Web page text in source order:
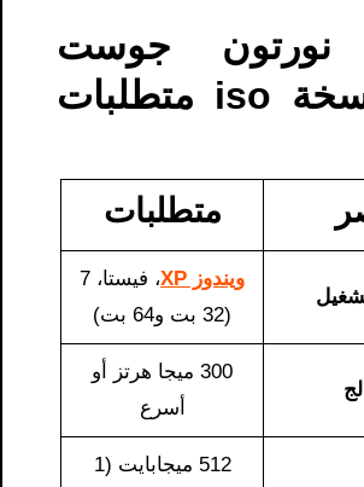
نورتون جوست
كامل نسخة iso متطلبات
متطلبات
ويندوز XP
، فيستا، 7
(32 بت و64 بت)
300 ميجا هرتز أو
أسرع
512 ميجابايت (1